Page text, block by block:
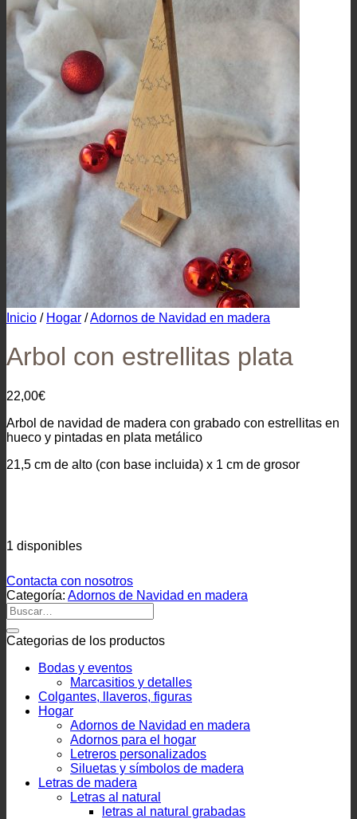
Inicio / Hogar /Adornos de Navidad en madera
Arbol con estrellitas plata
22,00€
Arbol de navidad de madera con grabado con estrellitas en
hueco y pintadas en plata metálico
21,5 cm de alto (con base incluida) x 1 cm de grosor
1 disponibles
Contacta con nosotros
Categoría: Adornos de Navidad en madera
Categorias de los productos
Bodas y eventos
Marcasitios y detalles
Colgantes, llaveros, figuras
Hogar
Adornos de Navidad en madera
Adornos para el hogar
Letreros personalizados
Siluetas y símbolos de madera
Letras de madera
Letras al natural
letras al natural grabadas